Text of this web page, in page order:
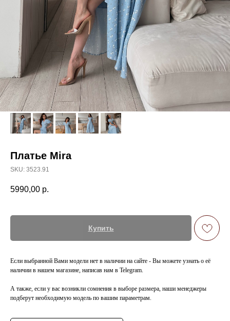
Платье Mira
SKU: 3523.91
5990,00 р.
Купить
Если выбранной Вами модели нет в наличии на сайте - Вы можете узнать о её
наличии в нашем магазине, написав нам в Telegram.
А также, если у вас возникли сомнения в выборе размера, наши менеджеры
подберут необходимую модель по вашим параметрам.